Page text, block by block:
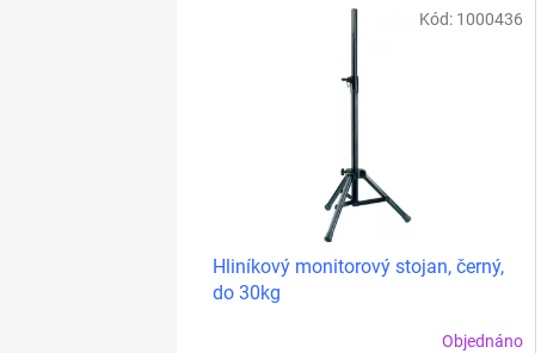
Hliníkový monitorový stojan, černý,
do 30kg
Objednáno
Kód: 1000436